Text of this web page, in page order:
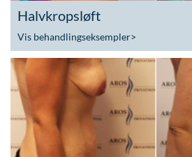
Halvkropsløft
Vis behandlingseksempler>